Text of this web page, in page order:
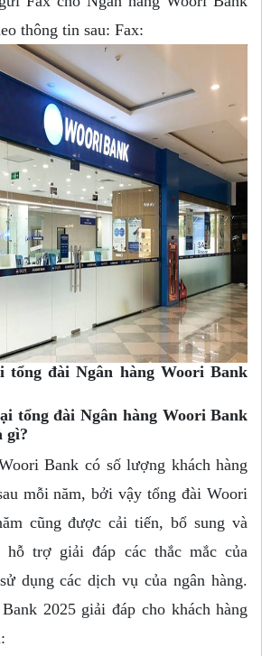
thông tin sau: Fax:
tổng đài Ngân hàng Woori Bank
tổng đài Ngân hàng Woori Bank
gì?
Bank có số lượng khách hàng
mỗi năm, bởi vậy tổng đài Woori
cũng được cải tiến, bổ sung và
hỗ trợ giải đáp các thắc mắc của
dụng các dịch vụ của ngân hàng.
2025 giải đáp cho khách hàng